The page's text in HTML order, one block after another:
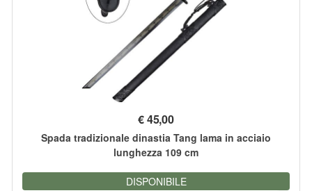
€45,00
Spada tradizionale dinastia Tang lama in acciaio
lunghezza 109 cm
DISPONIBILE